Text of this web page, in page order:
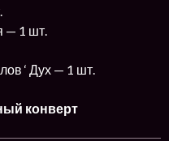
— 1 шт.
‘ Дух — 1 шт.
конверт